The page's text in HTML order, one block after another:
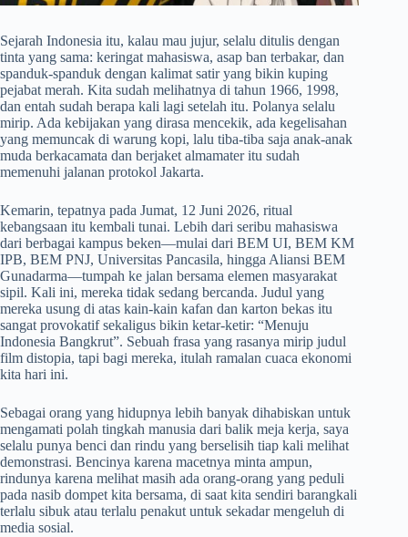
Sejarah Indonesia itu, kalau mau jujur, selalu ditulis dengan
tinta yang sama: keringat mahasiswa, asap ban terbakar, dan
spanduk-spanduk dengan kalimat satir yang bikin kuping
pejabat merah. Kita sudah melihatnya di tahun 1966, 1998,
dan entah sudah berapa kali lagi setelah itu. Polanya selalu
mirip. Ada kebijakan yang dirasa mencekik, ada kegelisahan
yang memuncak di warung kopi, lalu tiba-tiba saja anak-anak
muda berkacamata dan berjaket almamater itu sudah
memenuhi jalanan protokol Jakarta.
Kemarin, tepatnya pada Jumat, 12 Juni 2026, ritual
kebangsaan itu kembali tunai. Lebih dari seribu mahasiswa
dari berbagai kampus beken—mulai dari BEM UI, BEM KM
IPB, BEM PNJ, Universitas Pancasila, hingga Aliansi BEM
Gunadarma—tumpah ke jalan bersama elemen masyarakat
sipil. Kali ini, mereka tidak sedang bercanda. Judul yang
mereka usung di atas kain-kain kafan dan karton bekas itu
sangat provokatif sekaligus bikin ketar-ketir: “Menuju
Indonesia Bangkrut”. Sebuah frasa yang rasanya mirip judul
film distopia, tapi bagi mereka, itulah ramalan cuaca ekonomi
kita hari ini.
Sebagai orang yang hidupnya lebih banyak dihabiskan untuk
mengamati polah tingkah manusia dari balik meja kerja, saya
selalu punya benci dan rindu yang berselisih tiap kali melihat
demonstrasi. Bencinya karena macetnya minta ampun,
rindunya karena melihat masih ada orang-orang yang peduli
pada nasib dompet kita bersama, di saat kita sendiri barangkali
terlalu sibuk atau terlalu penakut untuk sekadar mengeluh di
media sosial.